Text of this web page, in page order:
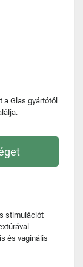
a Glas gyártótól
stimulációt
és vaginális